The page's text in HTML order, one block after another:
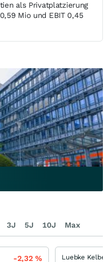
als Privatplatzierung
Mio und EBIT 0,45
3J 5J 10J Max
-2,32%
Luebke Kelber